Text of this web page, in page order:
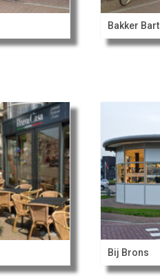
Bakker Bart
Bij Brons